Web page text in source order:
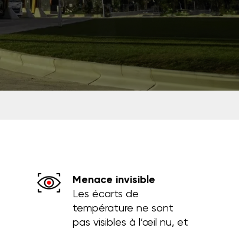
Menace invisible
Les écarts de
température ne sont
pas visibles à l’œil nu, et